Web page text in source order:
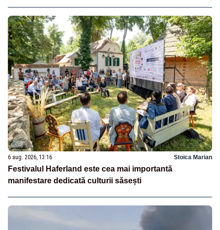
6 aug. 2026, 13:16 Stoica Marian
Festivalul Haferland este cea mai importantă
manifestare dedicată culturii săsești